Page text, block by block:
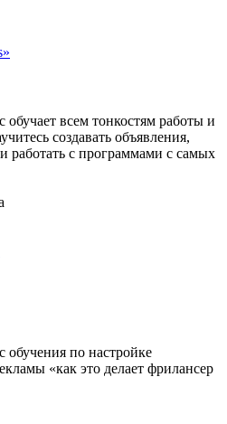
обучает всем тонкостям работы и
создавать объявления,
работать с программами с самых
обучения по настройке
«как это делает фрилансер